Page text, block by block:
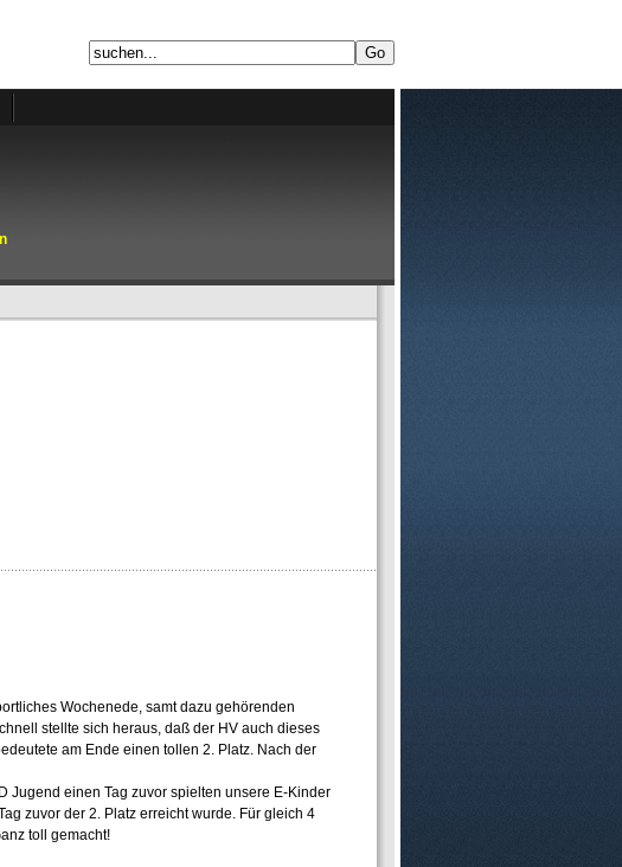
Wochenede, samt dazu gehörenden
stellte sich heraus, daß der HV auch dieses
am Ende einen tollen 2. Platz. Nach der
Jugend einen Tag zuvor spielten unsere E-Kinder
zuvor der 2. Platz erreicht wurde. Für gleich 4
toll gemacht!